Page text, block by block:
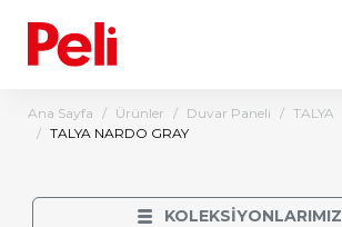
Ana Sayfa Ürünler Duvar Paneli
TALYA
TALYA NARDO GRAY
KOLEKSİYONLARIMIZ